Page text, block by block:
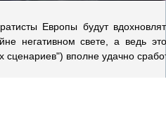
Европы будут
негативном свете, а ведь
сценариев") вполне удачно